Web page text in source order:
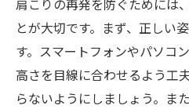
肩こりの再発を防ぐためには
とが大切です。まず、正しい
す。スマートフォンやパソコ
高さを目線に合わせるよう工
らないようにしましょう。ま